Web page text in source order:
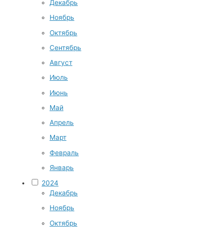
Декабрь
Ноябрь
Октябрь
Сентябрь
Август
Июль
Июнь
Май
Апрель
Март
Февраль
Январь
2024
Декабрь
Ноябрь
Октябрь